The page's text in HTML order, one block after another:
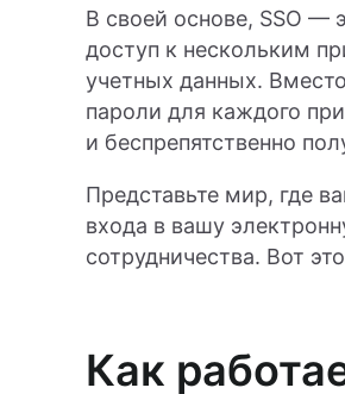
В своей основе, SSO —
доступ к нескольким
учетных данных.
пароли для каждого
и беспрепятственно
Представьте мир, где
входа в вашу
сотрудничества. Вот
Как